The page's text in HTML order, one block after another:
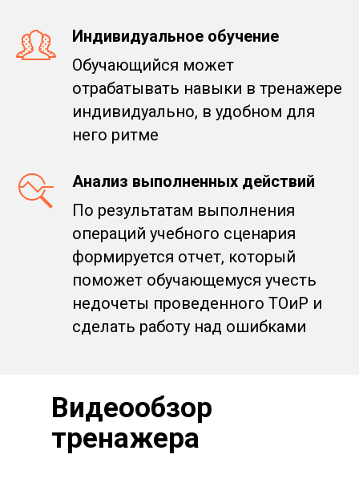
Индивидуальное обучение
Обучающийся может
отрабатывать навыки в тренажере
индивидуально, в удобном для
него ритме
Анализ выполненных действий
По результатам выполнения
операций учебного сценария
формируется отчет, который
поможет обучающемуся учесть
недочеты проведенного ТОиР и
сделать работу над ошибками
Видеообзор
тренажера